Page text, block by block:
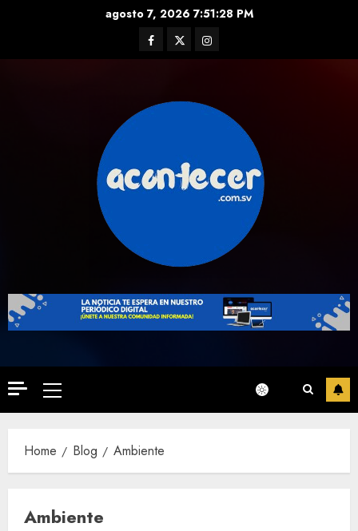
agosto 7, 2026 7:51:29 PM
Facebook
TwitterInstagram
Primary
Menu
Home Blog Ambiente
Ambiente